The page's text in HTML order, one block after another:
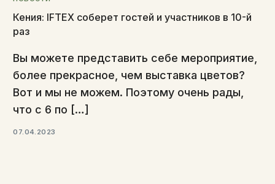
Кения: IFTEX соберет гостей и участников в 10-й
раз
Вы можете представить себе мероприятие,
более прекрасное, чем выставка цветов?
Вот и мы не можем. Поэтому очень рады,
что с 6 по […]
07.04.2023